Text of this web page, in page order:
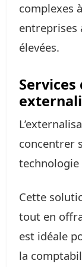
complexes
entreprises
élevées.
concentrer
technologie
Cette
tout en
est idéale
la